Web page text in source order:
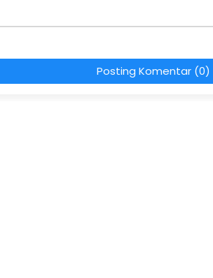
Posting Komentar (0)